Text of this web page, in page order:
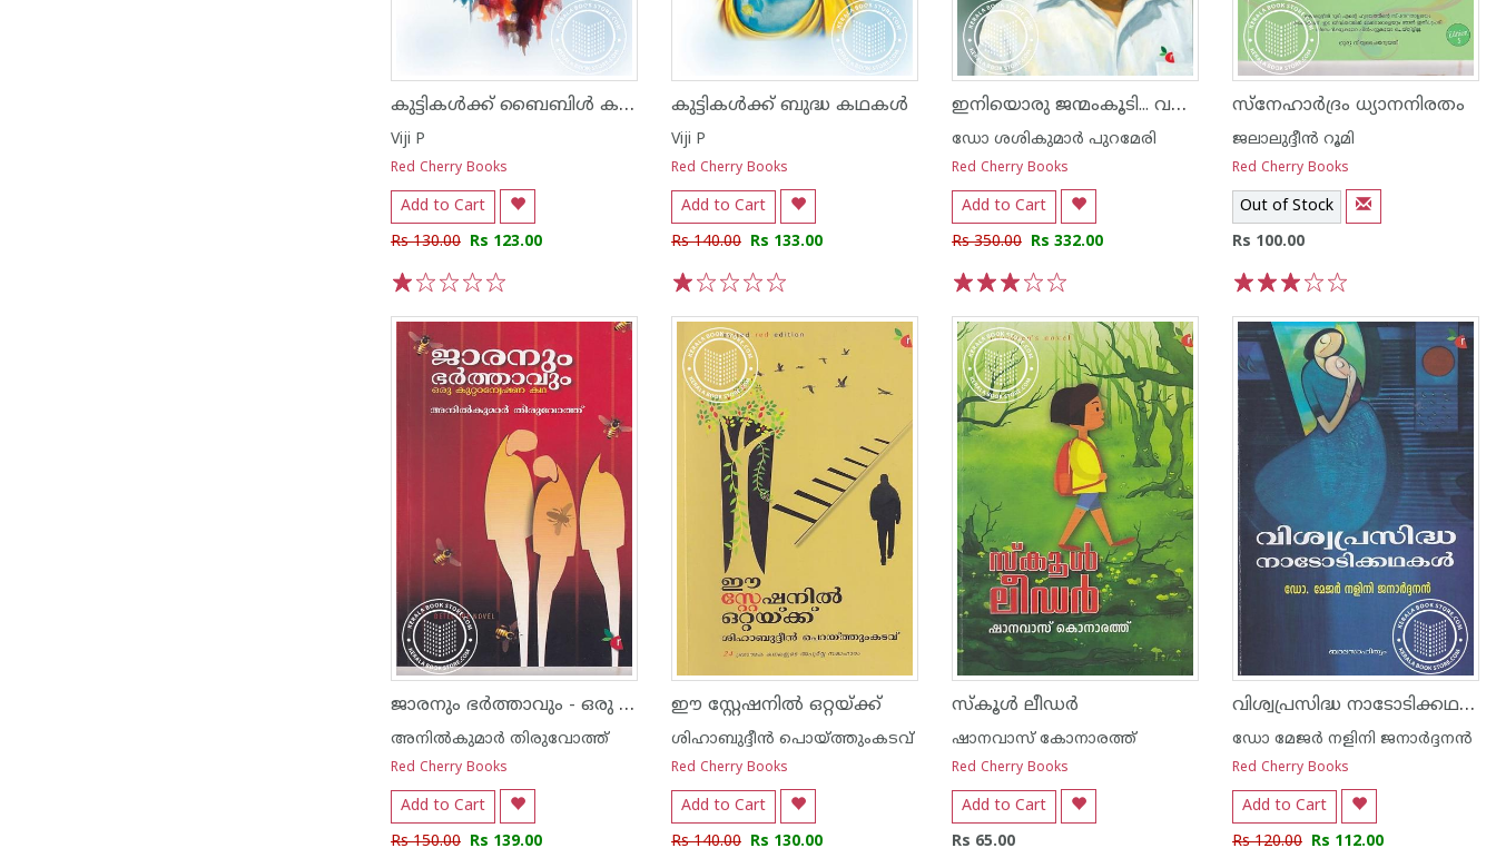
കുട്ടികൾക്ക് ബൈബിൾ കഥകൾ
Viji P
Red Cherry Books
Add to Cart
Rs 130.00 Rs 123.00
കുട്ടികൾക്ക് ബുദ്ധ കഥകൾ
Viji P
Red Cherry Books
Add to Cart
Rs 140.00 Rs 133.00
ഇനിയൊരു ജന്മംകൂടി... വയലാറിന്റെ മന്ദ്രമധുരഗാനങ്ങൾ
ഡോ ശശികുമാര്‍ പുറമേരി
Red Cherry Books
Add to Cart
Rs 350.00 Rs 332.00
സ്നേഹാര്‍ദ്രം ധ്യാനനിരതം
ജലാലുദ്ദീന്‍ റൂമി
Red Cherry Books
Out of Stock
Rs 100.00
ജാരനും ഭർത്താവും - ഒരു കുറ്റാന്വേഷണ കഥ
അനില്‍കുമാര്‍ തിരുവോത്ത്
Red Cherry Books
Add to Cart
Rs 150.00 Rs 139.00
ഈ സ്റ്റേഷനില്‍ ഒറ്റയ്ക്ക്
ശിഹാബുദ്ദീന്‍ പൊയ്ത്തുംകടവ്
Red Cherry Books
Add to Cart
Rs 140.00 Rs 130.00
സ്കൂള്‍ ലീഡര്‍
ഷാനവാസ് കോനാരത്ത്
Red Cherry Books
Add to Cart
Rs 65.00
വിശ്വപ്രസിദ്ധ നാടോടിക്കഥകള്‍ - ഡോ മേജര്‍ നളിനി ജനാര്‍ദ്ദനന്‍
ഡോ മേജര്‍ നളിനി ജനാര്‍ദ്ദനന്‍
Red Cherry Books
Add to Cart
Rs 120.00 Rs 112.00